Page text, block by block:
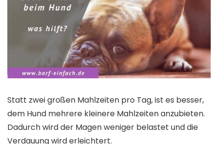
Statt zwei großen Mahlzeiten pro Tag, ist es besser,
dem Hund mehrere kleinere Mahlzeiten anzubieten.
Dadurch wird der Magen weniger belastet und die
Verdauung wird erleichtert.